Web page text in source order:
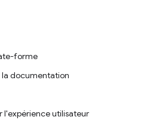
forme
documentation
l'expérience utilisateur